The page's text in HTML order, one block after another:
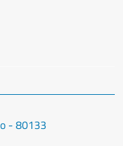
- 80133